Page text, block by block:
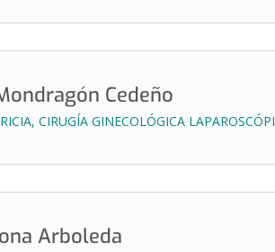
Cedeño
CIRUGÍA GINECOLÓGICA
Arboleda